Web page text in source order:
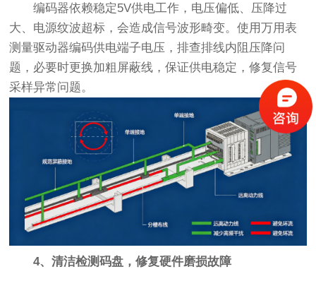
编码器依赖稳定5V供电工作，电压偏低、压降过
大、电源纹波超标，会造成信号波形畸变。使用万用表
测量驱动器编码供电端子电压，排查排线内阻压降问
题，必要时更换加粗屏蔽线，保证供电稳定，修复信号
采样异常问题。
4、清洁检测码盘，修复硬件磨损故障